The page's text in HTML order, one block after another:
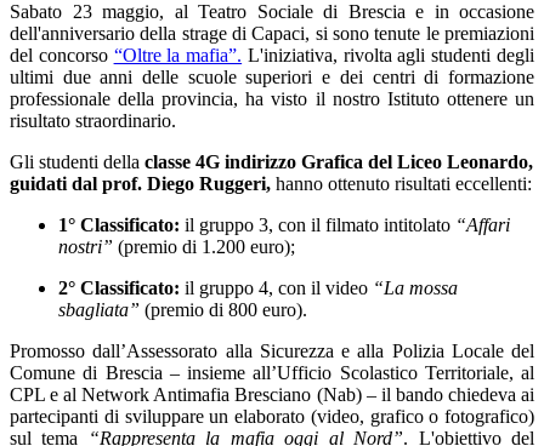
Sabato 23 maggio, al Teatro Sociale di Brescia e in occasione
dell'anniversario della strage di Capaci, si sono tenute le premiazioni
del concorso “Oltre la mafia”. L'iniziativa, rivolta agli studenti degli
ultimi due anni delle scuole superiori e dei centri di formazione
professionale della provincia, ha visto il nostro Istituto ottenere un
risultato straordinario.
Gli studenti della classe 4G indirizzo Grafica del Liceo Leonardo,
guidati dal prof. Diego Ruggeri, hanno ottenuto risultati eccellenti:
1° Classificato: il gruppo 3, con il filmato intitolato “Affari
nostri” (premio di 1.200 euro);
2° Classificato: il gruppo 4, con il video “La mossa
sbagliata” (premio di 800 euro).
Promosso dall’Assessorato alla Sicurezza e alla Polizia Locale del
Comune di Brescia – insieme all’Ufficio Scolastico Territoriale, al
CPL e al Network Antimafia Bresciano (Nab) – il bando chiedeva ai
partecipanti di sviluppare un elaborato (video, grafico o fotografico)
sul tema
“Rappresenta la mafia oggi al Nord”. L'obiettivo del